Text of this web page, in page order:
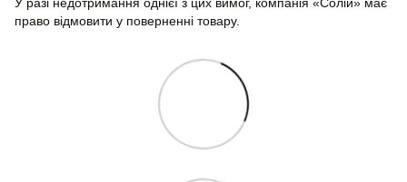
право відмовити у поверненні товару.